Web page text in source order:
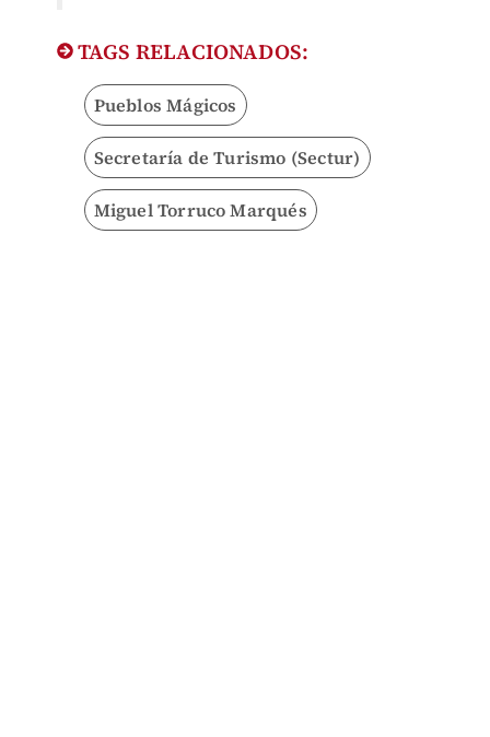
TAGS RELACIONADOS:
Pueblos Mágicos
Secretaría de Turismo (Sectur)
Miguel Torruco Marqués